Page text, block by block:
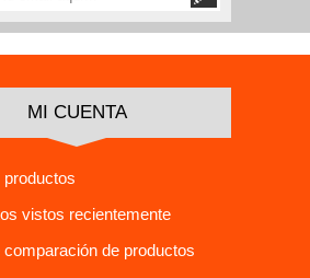
MI CUENTA
vistos recientemente
comparación de productos